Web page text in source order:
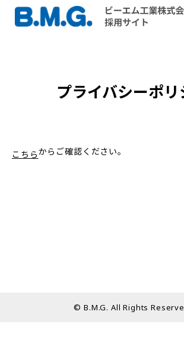
プライバシーポリ
こちらからご確認ください。
© B.M.G. All Rights